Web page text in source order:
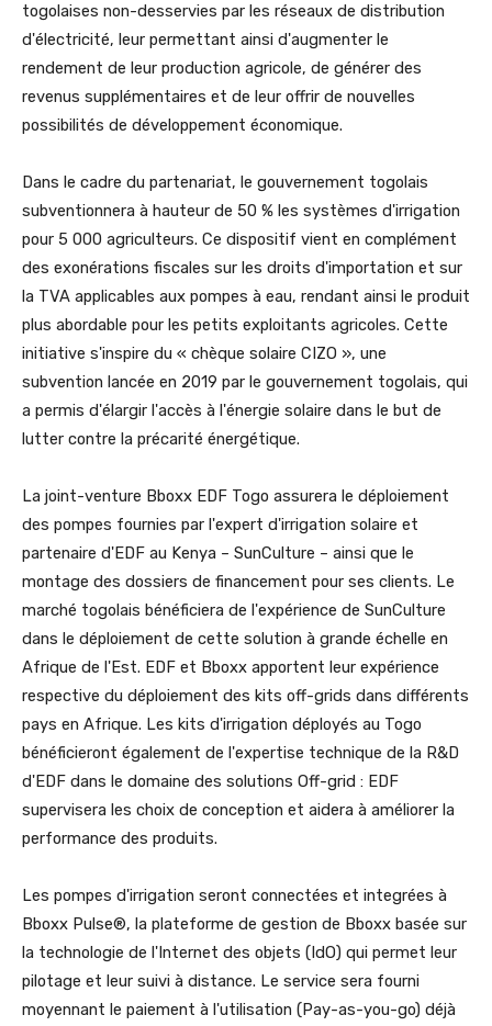
togolaises non-desservies par les réseaux de distribution
d'électricité, leur permettant ainsi d'augmenter le
rendement de leur production agricole, de générer des
revenus supplémentaires et de leur offrir de nouvelles
possibilités de développement économique.
Dans le cadre du partenariat, le gouvernement togolais
subventionnera à hauteur de 50 % les systèmes d'irrigation
pour 5 000 agriculteurs. Ce dispositif vient en complément
des exonérations fiscales sur les droits d'importation et sur
la TVA applicables aux pompes à eau, rendant ainsi le produit
plus abordable pour les petits exploitants agricoles. Cette
initiative s'inspire du « chèque solaire CIZO », une
subvention lancée en 2019 par le gouvernement togolais, qui
a permis d'élargir l'accès à l'énergie solaire dans le but de
lutter contre la précarité énergétique.
La joint-venture Bboxx EDF Togo assurera le déploiement
des pompes fournies par l'expert d'irrigation solaire et
partenaire d'EDF au Kenya – SunCulture – ainsi que le
montage des dossiers de financement pour ses clients. Le
marché togolais bénéficiera de l'expérience de SunCulture
dans le déploiement de cette solution à grande échelle en
Afrique de l'Est. EDF et Bboxx apportent leur expérience
respective du déploiement des kits off-grids dans différents
pays en Afrique. Les kits d'irrigation déployés au Togo
bénéficieront également de l'expertise technique de la R&D
d'EDF dans le domaine des solutions Off-grid : EDF
supervisera les choix de conception et aidera à améliorer la
performance des produits.
Les pompes d'irrigation seront connectées et integrées à
Bboxx Pulse®, la plateforme de gestion de Bboxx basée sur
la technologie de l'Internet des objets (IdO) qui permet leur
pilotage et leur suivi à distance. Le service sera fourni
moyennant le paiement à l'utilisation (Pay-as-you-go) déjà